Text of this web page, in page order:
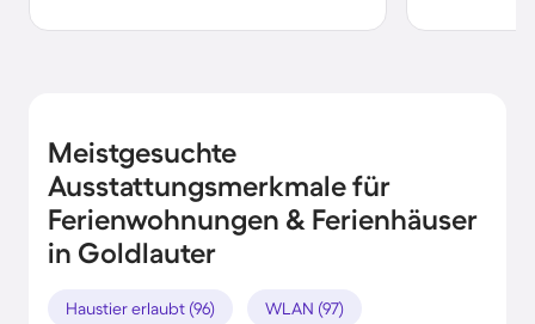
Meistgesuchte
Ausstattungsmerkmale für
Ferienwohnungen & Ferienhäuser
in Goldlauter
Haustier erlaubt (96) WLAN (97)